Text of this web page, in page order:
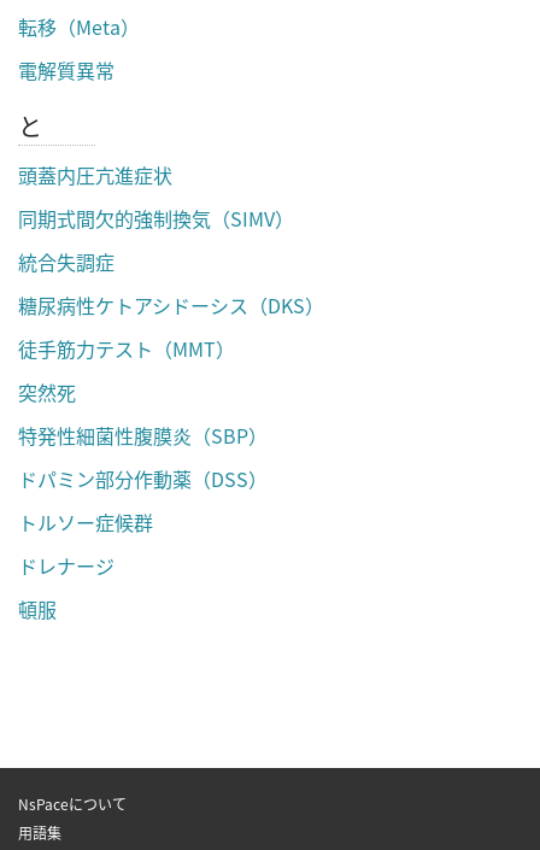
転移（Meta）
電解質異常
と
頭蓋内圧亢進症状
同期式間欠的強制換気（SIMV）
統合失調症
糖尿病性ケトアシドーシス（DKS）
徒手筋力テスト（MMT）
突然死
特発性細菌性腹膜炎（SBP）
ドパミン部分作動薬（DSS）
トルソー症候群
ドレナージ
頓服
NsPaceについて
用語集